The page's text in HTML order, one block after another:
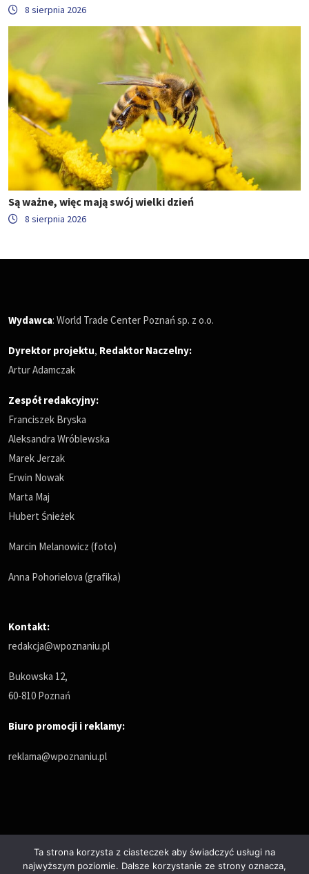
8 sierpnia 2026
Są ważne, więc mają swój wielki dzień
8 sierpnia 2026
Wydawca: World Trade Center Poznań sp. z o.o.
Dyrektor projektu, Redaktor Naczelny:
Artur Adamczak
Zespół redakcyjny:
Franciszek Bryska
Aleksandra Wróblewska
Marek Jerzak
Erwin Nowak
Marta Maj
Hubert Śnieżek
Marcin Melanowicz (foto)
Anna Pohorielova (grafika)
Kontakt:
redakcja@wpoznaniu.pl
Bukowska 12,
60-810 Poznań
Biuro promocji i reklamy:
reklama@wpoznaniu.pl
Ta strona korzysta z ciasteczek aby świadczyć usługi na
najwyższym poziomie. Dalsze korzystanie ze strony oznacza,